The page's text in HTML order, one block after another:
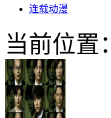
连载动漫
当前位置：